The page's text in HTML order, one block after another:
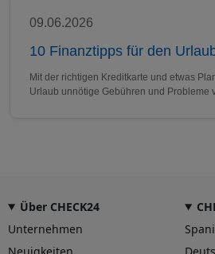
09.06.2026
10 Finanztipps für den
Mit der richtigen Kreditkarte und etwas
Urlaub unnötige Gebühren und Probleme
Über CHECK24
Unternehmen